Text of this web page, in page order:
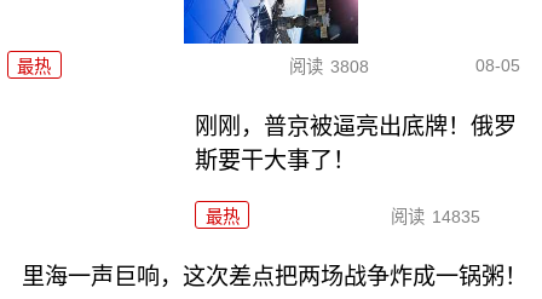
最热 阅读 3808 08-05
刚刚，普京被逼亮出底牌！俄罗
斯要干大事了！
最热 阅读 14835
里海一声巨响，这次差点把两场战争炸成一锅粥！